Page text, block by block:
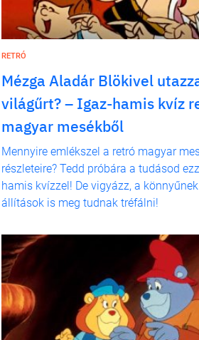
RETRÓ
Mézga Aladár Blökivel
világűrt? – Igaz-hamis kvíz
magyar mesékből
Mennyire emlékszel a retró magyar
részleteire? Tedd próbára a tudásod
hamis kvízzel! De vigyázz, a
állítások is meg tudnak tréfálni!